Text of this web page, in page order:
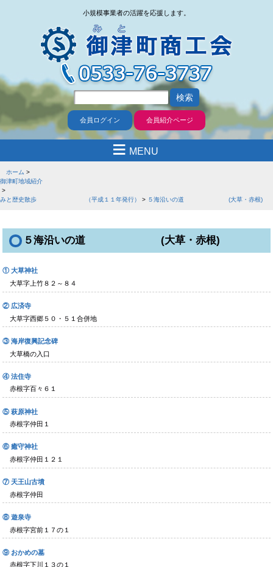
小規模事業者の活躍を応援します。
会員ログイン 会員紹介ページ
≡ MENU
ホーム
御津町地域紹介
みと歴史散歩 （平成１１年発行） ５海沿いの道 (大草・赤根)
５海沿いの道 (大草・赤根)
① 大草神社
大草字上竹８２～８４
② 広済寺
大草字西郷５０・５１合併地
③ 海岸復興記念碑
大草橋の入口
④ 法住寺
赤根字百々６１
⑤ 萩原神社
赤根字仲田１
⑥ 癒守神社
赤根字仲田１２１
⑦ 天王山古墳
赤根字仲田
⑧ 遊泉寺
赤根字宮前１７の１
⑨ おかめの墓
赤根字下川１３の１